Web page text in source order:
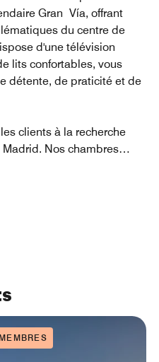
Gran Vía, offrant
du centre de
d'une télévision
lits confortables, vous
détente, de praticité et de
clients à la recherche
Nos chambres
des équipements
théâtres et des
espagnole.